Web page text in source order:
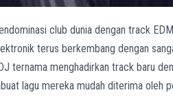
club dunia dengan track
terus berkembang dengan
ternama menghadirkan track baru
lagu mereka mudah diterima oleh